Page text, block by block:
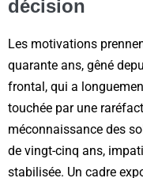
décision
Les motivations
quarante ans, gêné
frontal, qui a
touchée par une
méconnaissance des
de vingt-cinq ans,
stabilisée. Un cadre